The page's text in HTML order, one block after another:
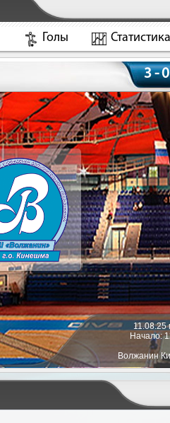
Голы Статистика
3 - 0
11.08.25
Начало:
Волжанин